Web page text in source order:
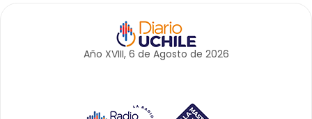
Año XVIII, 6 de Agosto de 2026